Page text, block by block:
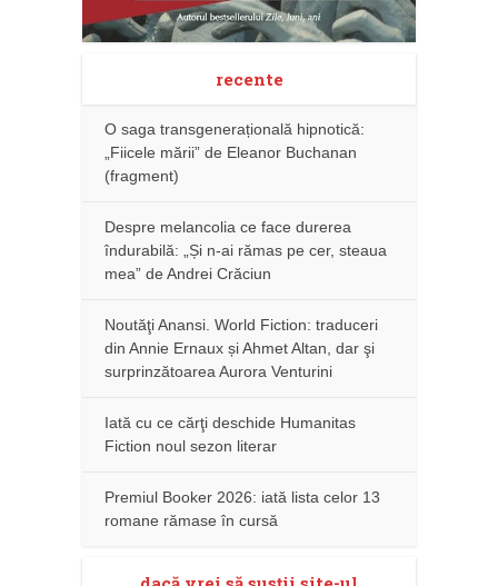
recente
O saga transgenerațională hipnotică:
„Fiicele mării” de Eleanor Buchanan
(fragment)
Despre melancolia ce face durerea
îndurabilă: „Și n-ai rămas pe cer, steaua
mea” de Andrei Crăciun
Noutăţi Anansi. World Fiction: traduceri
din Annie Ernaux și Ahmet Altan, dar şi
surprinzătoarea Aurora Venturini
Iată cu ce cărţi deschide Humanitas
Fiction noul sezon literar
Premiul Booker 2026: iată lista celor 13
romane rămase în cursă